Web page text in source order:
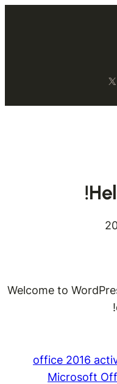
X
Welcome to
office 2016
Microsoft